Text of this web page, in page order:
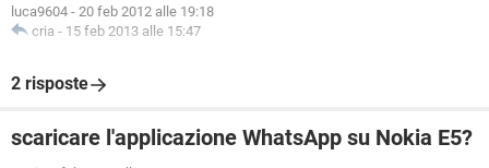
luca9604 - 20 feb 2012 alle 19:18
cria - 15 feb 2013 alle 15:47
2 risposte
scaricare l'applicazione WhatsApp su Nokia E5?